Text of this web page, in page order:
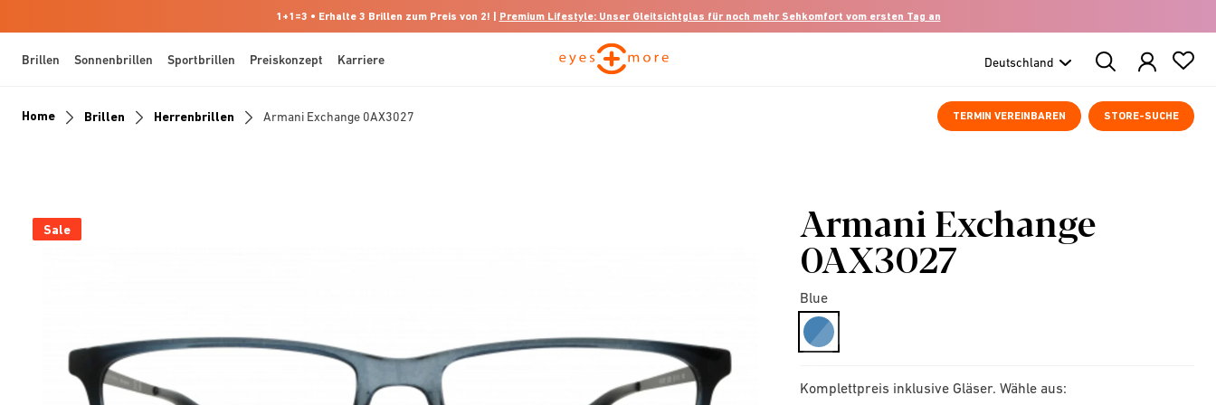
1+1=3 • Erhalte 3 Brillen zum Preis von 2! | Premium Lifestyle: Unser Gleitsichtglas für noch mehr Sehkomfort vom ersten Tag an
Brillen Sonnenbrillen Sportbrillen Preiskonzept Karriere
Search
Products
TERMIN VEREINBAREN STORE-SUCHE
Home Brillen Herrenbrillen Armani Exchange 0AX3027
Sale Armani Exchange
0AX3027
Blue
selected
Komplettpreis inklusive Gläser. Wähle aus: